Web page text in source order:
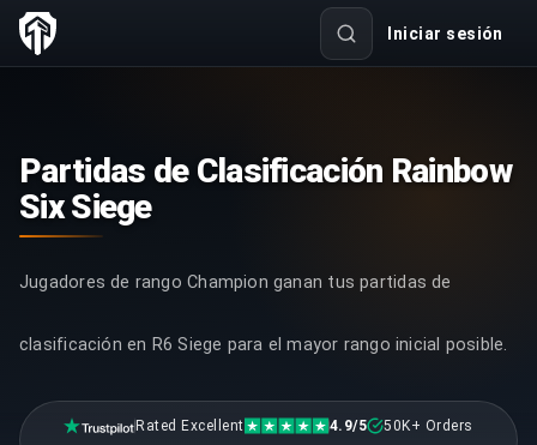
Iniciar sesión
Partidas de Clasificación Rainbow
Six Siege
Jugadores de rango Champion ganan tus partidas de
clasificación en R6 Siege para el mayor rango inicial posible.
Rated Excellent 4.9/5
50K+ Orders